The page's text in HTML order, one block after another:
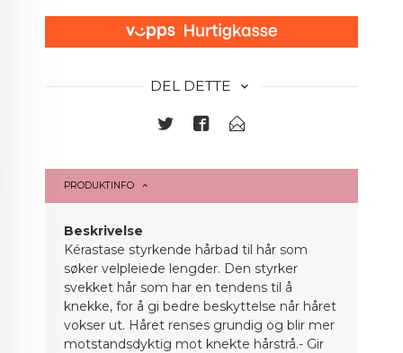
DEL DETTE
PRODUKTINFO
Beskrivelse
Kérastase styrkende hårbad til hår som
søker velpleiede lengder. Den styrker
svekket hår som har en tendens til å
knekke, for å gi bedre beskyttelse når håret
vokser ut. Håret renses grundig og blir mer
motstandsdyktig mot knekte hårstrå.- Gir